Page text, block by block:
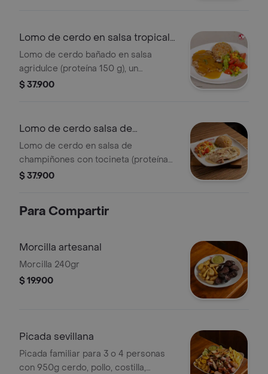
Lomo de cerdo en salsa tropical
150g
Lomo de cerdo bañado en salsa
agridulce (proteína 150 g), un
equilibrio perfecto entre dulzura y
$ 37.900
Lomo de cerdo salsa de
champi+tocineta
Lomo de cerdo en salsa de
champiñones con tocineta (proteína
150 g) suavidad, cremosidad y el
$ 37.900
Para Compartir
Morcilla artesanal
Morcilla 240gr
$ 19.900
Picada sevillana
Picada familiar para 3 o 4 personas
con 950g cerdo, pollo, costilla,